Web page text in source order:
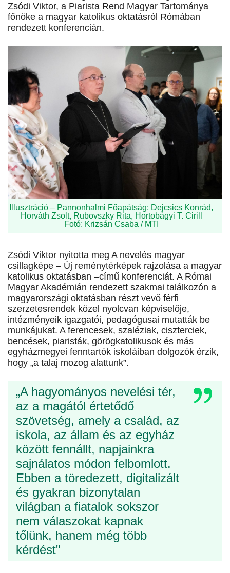
Zsódi Viktor, a Piarista Rend Magyar Tartománya
főnöke a magyar katolikus oktatásról Rómában
rendezett konferencián.
Illusztráció – Pannonhalmi Főapátság: Dejcsics Konrád,
Horváth Zsolt, Rubovszky Rita, Hortobágyi T. Cirill
Fotó: Krizsán Csaba / MTI
Zsódi Viktor nyitotta meg A nevelés magyar
csillagképe – Új reménytérképek rajzolása a magyar
katolikus oktatásban –című konferenciát. A Római
Magyar Akadémián rendezett szakmai találkozón a
magyarországi oktatásban részt vevő férfi
szerzetesrendek közel nyolcvan képviselője,
intézményeik igazgatói, pedagógusai mutatták be
munkájukat. A ferencesek, szaléziak, ciszterciek,
bencések, piaristák, görögkatolikusok és más
egyházmegyei fenntartók iskoláiban dolgozók érzik,
hogy „a talaj mozog alattunk”.
„A hagyományos nevelési tér,
az a magától értetődő
szövetség, amely a család, az
iskola, az állam és az egyház
között fennállt, napjainkra
sajnálatos módon felbomlott.
Ebben a töredezett, digitalizált
és gyakran bizonytalan
világban a fiatalok sokszor
nem válaszokat kapnak
tőlünk, hanem még több
kérdést"